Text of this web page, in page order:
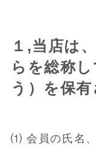
１,当店は
らを総称
う）を保
⑴ 会員の氏名